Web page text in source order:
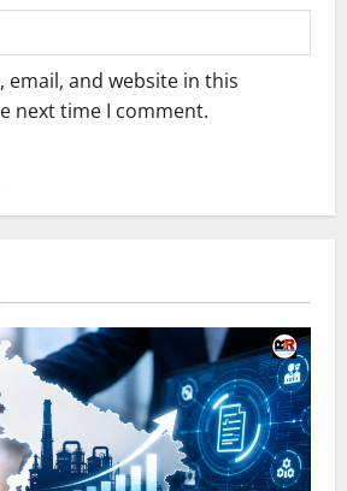
email, and website in this
next time I comment.